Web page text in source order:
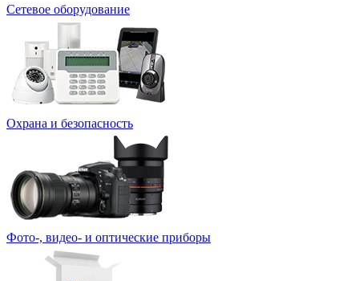
Сетевое оборудование
Охрана и безопасность
Фото-, видео- и оптические приборы